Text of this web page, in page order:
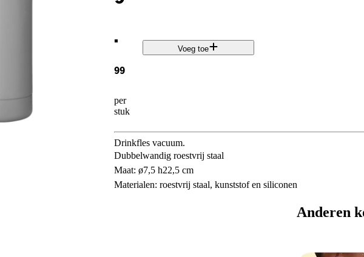
.
99
per
stuk
Voeg toe
Drinkfles vacuum.
Dubbelwandig roestvrij staal
Maat: ø7,5 h22,5 cm
Materialen: roestvrij staal, kunststof en siliconen
Anderen